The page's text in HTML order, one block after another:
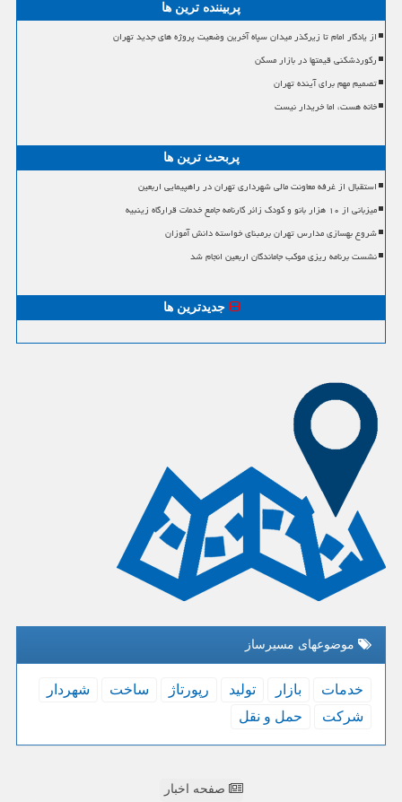
پربیننده ترین ها
از یادگار امام تا زیرگذر میدان سپاه آخرین وضعیت پروژه های جدید تهران
رکوردشکنی قیمتها در بازار مسکن
تصمیم مهم برای آینده تهران
خانه هست، اما خریدار نیست
پربحث ترین ها
استقبال از غرفه معاونت مالی شهرداری تهران در راهپیمایی اربعین
میزبانی از ۱۰ هزار بانو و کودک زائر کارنامه جامع خدمات قرارگاه زینبیه
شروع بهسازی مدارس تهران برمبنای خواسته دانش آموزان
نشست برنامه ریزی موکب جاماندگان اربعین انجام شد
جدیدترین ها
موضوعهای مسیرساز
خدمات بازار تولید رپورتاژ ساخت
شهردار
شركت
حمل و نقل
صفحه اخبار